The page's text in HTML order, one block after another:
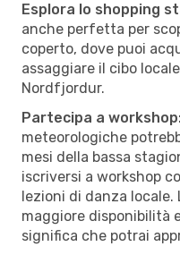
Esplora lo shopping
anche perfetta per
coperto, dove puoi
assaggiare il cibo
Nordfjordur.
Partecipa a
meteorologiche
mesi della bassa
iscriversi a workshop
lezioni di danza locale.
maggiore disponibilità
significa che potrai